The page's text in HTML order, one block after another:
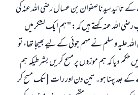
تائید سیدنا صفوان بن عسال رضی اللہ عنہ کی
اللہ عنہ کہتے ہیں کہ: "ہم ایک لشکر میں
علیہ و سلم نے مہم جوئی کے لیے بھیجا تھا، تو
دیا کہ ہم موزوں پر مسح کریں بشرطیکہ ہم
بعد پہنا ہو۔ تین دن اور رات [تک مسح کر